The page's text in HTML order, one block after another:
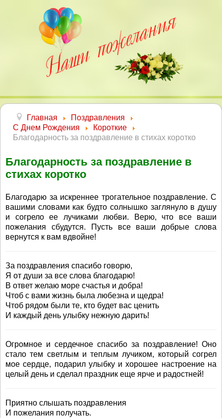
Главная
Поздравления
С Днем Рождения
Короткие
Благодарность за поздравление в стихах коротко
Благодарность за поздравление в
стихах коротко
Благодарю за искреннее трогательное поздравление. С
вашими словами как будто солнышко заглянуло в душу
и согрело ее лучиками любви. Верю, что все ваши
пожелания сбудутся. Пусть все ваши добрые слова
вернутся к вам вдвойне!
За поздравления спасибо говорю,
Я от души за все слова благодарю!
В ответ желаю море счастья и добра!
Чтоб с вами жизнь была любезна и щедра!
Чтоб рядом были те, кто будет вас ценить
И каждый день улыбку нежную дарить!
Огромное и сердечное спасибо за поздравление! Оно
стало тем светлым и теплым лучиком, который согрел
мое сердце, подарил улыбку и хорошее настроение на
целый день и сделал праздник еще ярче и радостней!
Приятно слышать поздравления
И пожелания получать.